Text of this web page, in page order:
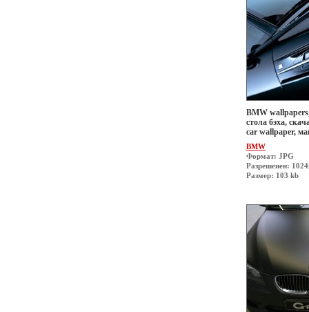
BMW
стола бэха,
car wallpaper,
BMW
Формат: JPG
Разрешеиен:
Размер: 103 kb